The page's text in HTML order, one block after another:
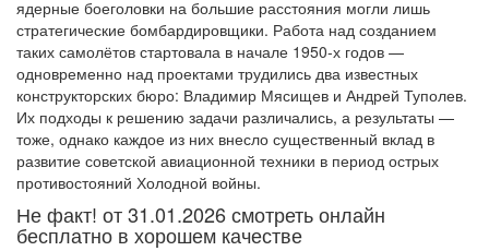
ядерные боеголовки на большие расстояния могли лишь
стратегические бомбардировщики. Работа над созданием
таких самолётов стартовала в начале 1950-х годов —
одновременно над проектами трудились два известных
конструкторских бюро: Владимир Мясищев и Андрей Туполев.
Их подходы к решению задачи различались, а результаты —
тоже, однако каждое из них внесло существенный вклад в
развитие советской авиационной техники в период острых
противостояний Холодной войны.
Не факт! от 31.01.2026 смотреть онлайн
бесплатно в хорошем качестве